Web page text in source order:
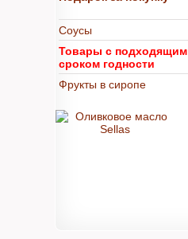
Соусы
Товары с подходящим
сроком годности
Фрукты в сиропе